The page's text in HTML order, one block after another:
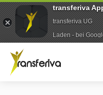
transferiva
transferiva UG
Laden - bei